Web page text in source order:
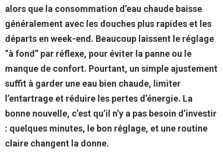
alors que la consommation d’eau chaude baisse
généralement avec les douches plus rapides et les
départs en week-end. Beaucoup laissent le réglage
“à fond” par réflexe, pour éviter la panne ou le
manque de confort. Pourtant, un simple ajustement
suffit à garder une eau bien chaude, limiter
l’entartrage et réduire les pertes d’énergie. La
bonne nouvelle, c’est qu’il n’y a pas besoin d’investir
: quelques minutes, le bon réglage, et une routine
claire changent la donne.